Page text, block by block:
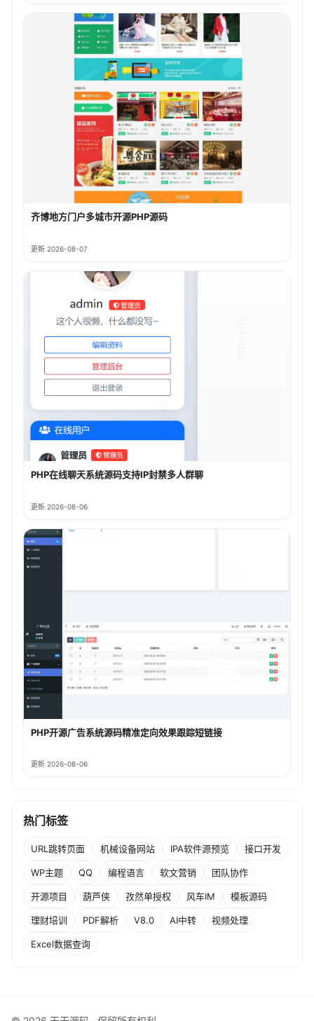
齐博地方门户多城市开源PHP源码
更新 2026-08-07
PHP在线聊天系统源码支持IP封禁多人群聊
更新 2026-08-06
PHP开源广告系统源码精准定向效果跟踪短链接
更新 2026-08-06
热门标签
URL跳转页面 机械设备网站 IPA软件源预览 接口开发
WP主题 QQ 编程语言 软文营销 团队协作
开源项目 葫芦侠 孜然单授权 风车IM 模板源码
理财培训 PDF解析 V8.0 AI中转 视频处理
Excel数据查询